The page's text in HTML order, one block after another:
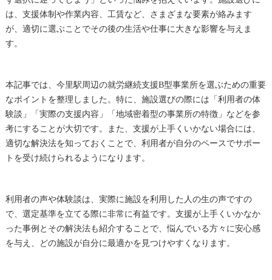
は、支援体制や作業内容、工賃など、さまざまな要素が絡みます
が、適切に選ぶことでその後の生活や仕事に大きな影響を与えま
す。
本記事では、今里駅周辺の就労継続支援B型事業所を選ぶための重要
なポイントを整理しました。特に、施設選びの際には「利用者の体
験談」「実際の支援内容」「地域密着型の事業所の特徴」などを参
考にすることが大切です。また、支援が上手くいかない場合には、
適切な解決法を知っておくことで、利用者が自分のペースでサポー
トを受け続けられるようになります。
利用者の声や体験談は、実際に施設を利用した人の生の声ですの
で、選定基準を立てる際に非常に有益です。支援が上手くいかなか
った事例とその解決法も紹介することで、悩んでいる方々に安心感
を与え、どの施設が自分に最適かを見つけやすくなります。